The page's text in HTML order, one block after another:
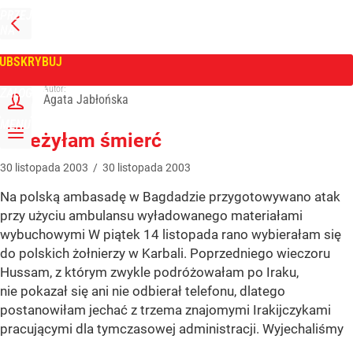
PRZEJDŹ
NA
GŁÓWNĄ
ZALOGUJ
MENU
Tygodnik Wprost
Autor:
Agata Jabłońska
Przeżyłam śmierć
30 listopada 2003 / 30 listopada 2003
Na polską ambasadę w Bagdadzie przygotowywano atak
przy użyciu ambulansu wyładowanego materiałami
wybuchowymi W piątek 14 listopada rano wybierałam się
do polskich żołnierzy w Karbali. Poprzedniego wieczoru
Hussam, z którym zwykle podróżowałam po Iraku,
nie pokazał się ani nie odbierał telefonu, dlatego
postanowiłam jechać z trzema znajomymi Irakijczykami
pracującymi dla tymczasowej administracji. Wyjechaliśmy